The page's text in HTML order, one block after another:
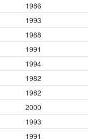
1986
1993
1988
1991
1994
1982
1982
2000
1993
1991